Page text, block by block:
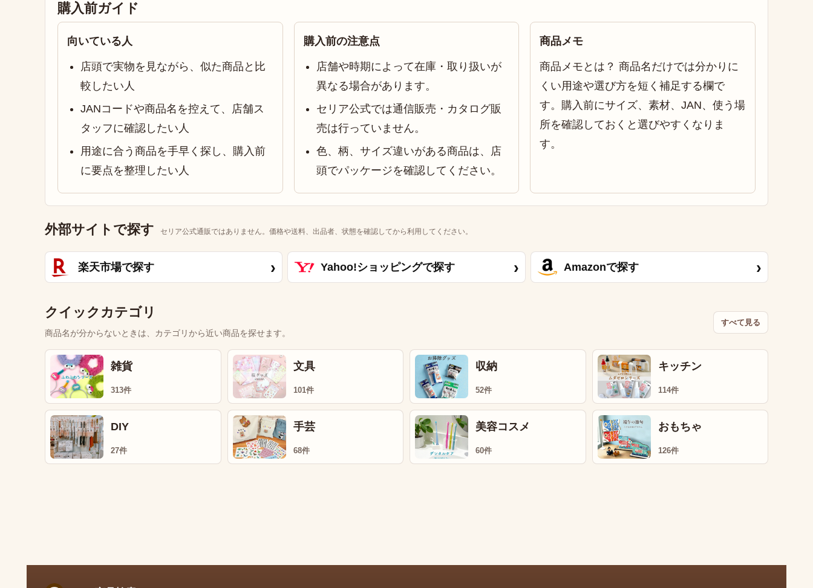
購入前ガイド
向いている人
店頭で実物を見ながら、似た商品と比
較したい人
JANコードや商品名を控えて、店舗ス
タッフに確認したい人
用途に合う商品を手早く探し、購入前
に要点を整理したい人
購入前の注意点
店舗や時期によって在庫・取り扱いが
異なる場合があります。
セリア公式では通信販売・カタログ販
売は行っていません。
色、柄、サイズ違いがある商品は、店
頭でパッケージを確認してください。
商品メモ
商品メモとは？ 商品名だけでは分かりに
くい用途や選び方を短く補足する欄で
す。購入前にサイズ、素材、JAN、使う場
所を確認しておくと選びやすくなりま
す。
外部サイトで探す セリア公式通販ではありません。価格や送料、出品者、状態を確認してから利用してください。
楽天市場で探す › Yahoo!ショッピングで探す › Amazonで探す ›
クイックカテゴリ
商品名が分からないときは、カテゴリから近い商品を探せます。
すべて見る
雑貨
313件
文具
101件
収納
52件
キッチン
114件
DIY
27件
手芸
68件
美容コスメ
60件
おもちゃ
126件